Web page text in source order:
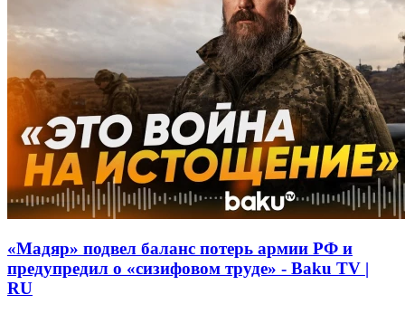
«Мадяр» подвел баланс потерь армии РФ и
предупредил о «сизифовом труде» - Baku TV |
RU